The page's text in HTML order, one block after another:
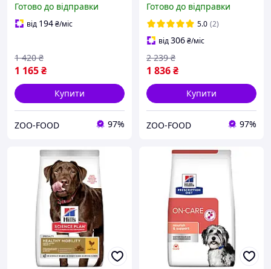
захворюванням нирок 1.5
кг
Готово до відправки
від 194₴/міс
1 165₴
1 420 ₴
Купити
ZOO-FOOD 97%
виведення грудочок
шерсті з куркою 3 кг
Готово до відправки
5.0 (2)
від306₴/міс
1 836₴
2 239 ₴
Купити
ZOO-FOOD 97%